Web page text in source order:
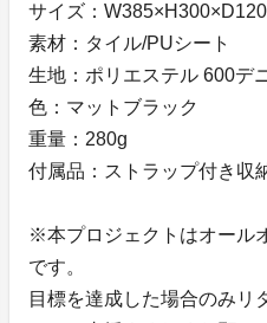
サイズ：
素材：タイル/PUシート
生地：ポリエステル 600デ
色：マットブラック
重量：280g
付属品：ストラップ付き収
※本プロジェクトはオール
です。
目標を達成した場合のみリ